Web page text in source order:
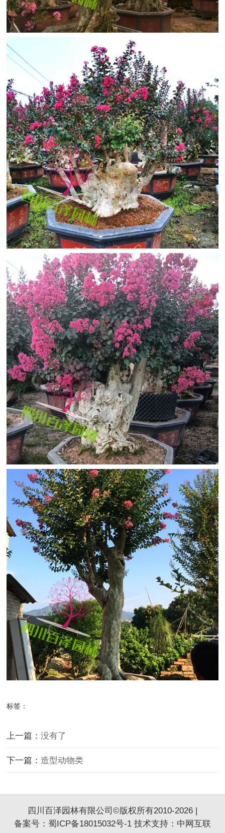
标签：
上一篇：没有了
下一篇：造型动物类
四川百泽园林有限公司©版权所有2010-2026 |
备案号： 蜀ICP备18015032号-1 技术支持： 中网互联